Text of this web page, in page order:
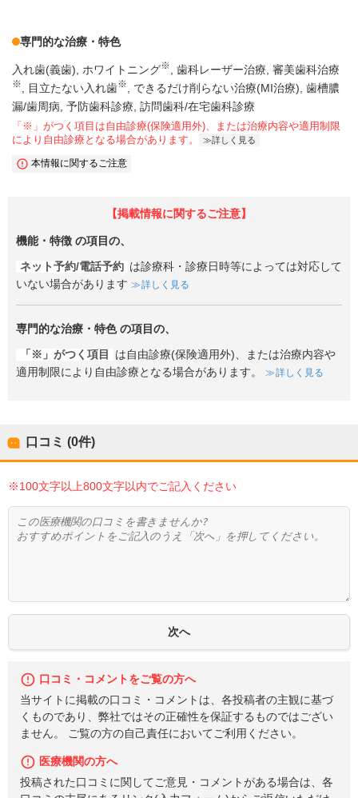
専門的な治療・特色
入れ歯(義歯) ホワイトニング※ 歯科レーザー治療 審美歯科治療
※ 目立たない入れ歯※ できるだけ削らない治療(MI治療) 歯槽膿
漏/歯周病 予防歯科診療 訪問歯科/在宅歯科診療
「※」がつく項目は自由診療(保険適用外)、または治療内容や適用制限
により自由診療となる場合があります。
詳しく見る
本情報に関するご注意
【掲載情報に関するご注意】
機能・特徴 の項目の、
ネット予約/電話予約 は診療科・診療日時等によっては対応して
いない場合があります
詳しく見る
専門的な治療・特色の項目の、
「※」がつく項目
は自由診療(保険適用外)、または治療内容や
適用制限により自由診療となる場合があります。
詳しく見る
口コミ (0件)
※100文字以上800文字以内でご記入ください
口コミ・コメントをご覧の方へ
当サイトに掲載の口コミ・コメントは、各投稿者の主観に基づ
くものであり、弊社ではその正確性を保証するものではござい
ません。 ご覧の方の自己責任においてご利用ください。
医療機関の方へ
投稿された口コミに関してご意見・コメントがある場合は、各